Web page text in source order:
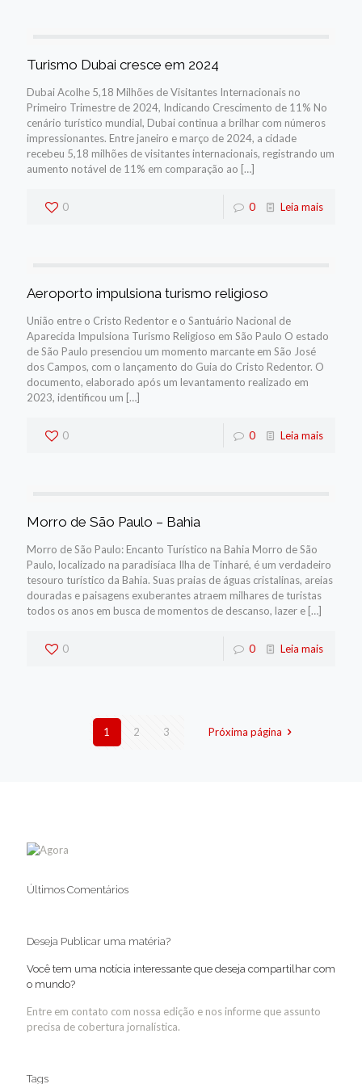
Turismo Dubai cresce em 2024
Dubai Acolhe 5,18 Milhões de Visitantes Internacionais no
Primeiro Trimestre de 2024, Indicando Crescimento de 11% No
cenário turístico mundial, Dubai continua a brilhar com números
impressionantes. Entre janeiro e março de 2024, a cidade
recebeu 5,18 milhões de visitantes internacionais, registrando um
aumento notável de 11% em comparação ao […]
0 0 Leia mais
Aeroporto impulsiona turismo religioso
União entre o Cristo Redentor e o Santuário Nacional de
Aparecida Impulsiona Turismo Religioso em São Paulo O estado
de São Paulo presenciou um momento marcante em São José
dos Campos, com o lançamento do Guia do Cristo Redentor. O
documento, elaborado após um levantamento realizado em
2023, identificou um […]
0 0 Leia mais
Morro de São Paulo – Bahia
Morro de São Paulo: Encanto Turístico na Bahia Morro de São
Paulo, localizado na paradisíaca Ilha de Tinharé, é um verdadeiro
tesouro turístico da Bahia. Suas praias de águas cristalinas, areias
douradas e paisagens exuberantes atraem milhares de turistas
todos os anos em busca de momentos de descanso, lazer e […]
0 0 Leia mais
1 2 3 Próxima página
Últimos Comentários
Deseja Publicar uma matéria?
Você tem uma notícia interessante que deseja compartilhar com
o mundo?
Entre em contato com nossa edição e nos informe que assunto
precisa de cobertura jornalística.
Tags